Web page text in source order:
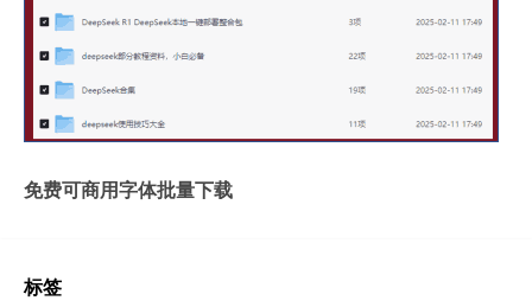
免费可商用字体批量下载
标签